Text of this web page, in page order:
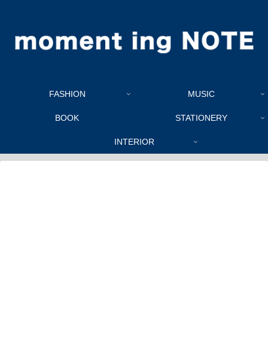
FASHION MUSIC
BOOK STATIONERY
INTERIOR